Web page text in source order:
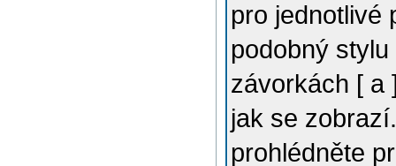
pro jednotlivé
podobný
závorkách [ a
jak se
prohlédněte